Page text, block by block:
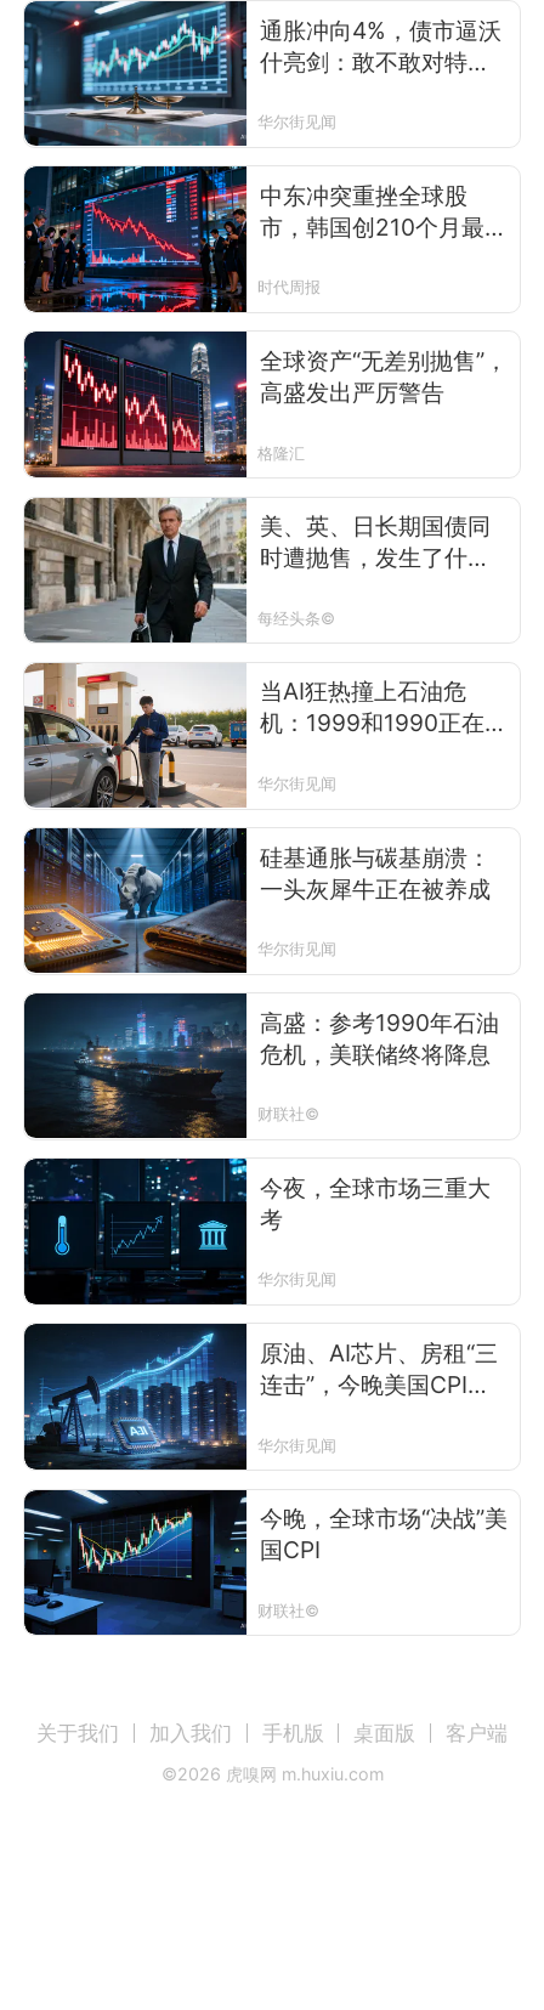
通胀冲向4%，债市逼沃
什亮剑：敢不敢对特朗
华尔街见闻
中东冲突重挫全球股
市，韩国创210个月最大
月能反弹？
时代周报
全球资产“无差别抛售”，
高盛发出严厉警告
格隆汇
美、英、日长期国债同
时遭抛售，发生了什
每经头条©
当AI狂热撞上石油危
机：1999和1990正在同
华尔街见闻
硅基通胀与碳基崩溃：
一头灰犀牛正在被养成
华尔街见闻
高盛：参考1990年石油
危机，美联储终将降息
财联社©
今夜，全球市场三重大
考
华尔街见闻
原油、AI芯片、房租“三
连击”，今晚美国CPI
华尔街见闻
今晚，全球市场“决战”美
国CPI
财联社©
关于我们 加入我们 手机版 桌面版 客户端
©2026 虎嗅网 m.huxiu.com